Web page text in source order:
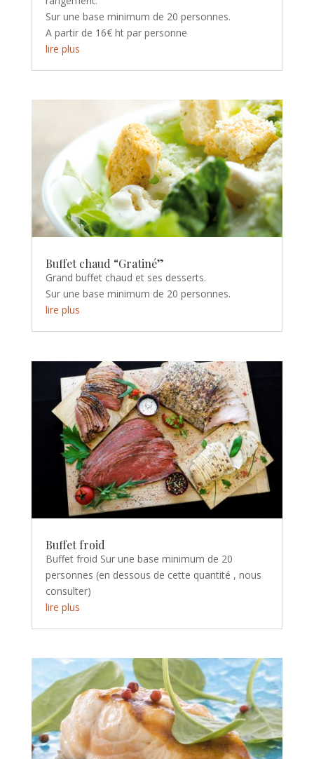
Sur une base minimum de 20 personnes.
A partir de 16€ ht par personne
lire plus
Buffet chaud “Gratiné”
Grand buffet chaud et ses desserts.
Sur une base minimum de 20 personnes.
lire plus
Buffet froid
Buffet froid Sur une base minimum de 20
personnes (en dessous de cette quantité , nous
consulter)
lire plus